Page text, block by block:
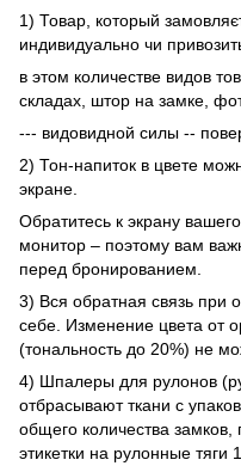
1) Товар, который
индивидуально чи
в этом количестве видов
складах, штор на замке,
--- видовидной силы --
2) Тон-напиток в цвете
экране.
Обратитесь к экрану
монитор – поэтому вам
перед бронированием.
3) Вся обратная связь при
себе. Изменение цвета от
(тональность до 20%) не
4) Шпалеры для рулонов
отбрасывают ткани с
общего количества
этикетки на рулонные